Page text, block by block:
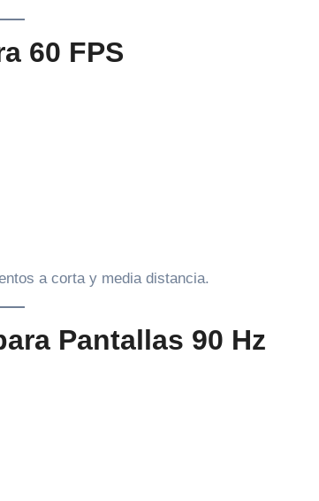
60 FPS
a corta y media distancia.
Pantallas 90 Hz